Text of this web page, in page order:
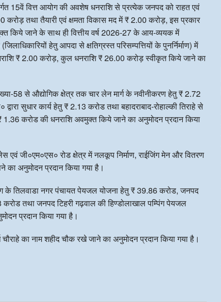
15वें वित्त आयोग की अवशेष धनराशि से प्रत्येक जनपद को राहत एवं
करोड़ तथा तैयारी एवं क्षमता विकास मद में ₹ 2.00 करोड़, इस प्रकार
किये जाने के साथ ही वित्तीय वर्ष 2026-27 के आय-व्ययक में
हेतु आपदा से क्षतिग्रस्त परिसम्पत्तियों के पुनर्निर्माण) में
₹ 2.00 करोड़, कुल धनराशि ₹ 26.00 करोड़ स्वीकृत किये जाने का
58 से औद्योगिक क्षेत्र तक चार लेन मार्ग के नवीनीकरण हेतु ₹ 2.72
सुधार कार्य हेतु ₹ 2.13 करोड तथा बहादराबाद-रोहाल्की तिराहे से
1.36 करोड की धनराशि अवमुक्त किये जाने का अनुमोदन प्रदान किया
एवं जी०एम०एस० रोड क्षेत्र में नलकूप निर्माण, राईजिंग मेन और वितरण
का अनुमोदन प्रदान किया गया है।
के तिलवाडा नगर पंचायत पेयजल योजना हेतु ₹ 39.86 करोड, जनपद
तथा जनपद टिहरी गढ़वाल की हिण्डोलाखाल पम्पिंग पेयजल
प्रदान किया गया है।
चौराहे का नाम शहीद चौक रखे जाने का अनुमोदन प्रदान किया गया है।